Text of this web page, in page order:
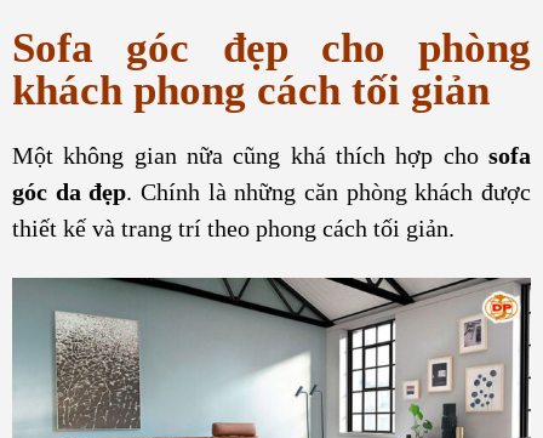
Sofa góc đẹp cho phòng
khách phong cách tối giản
Một không gian nữa cũng khá thích hợp cho sofa
góc da đẹp. Chính là những căn phòng khách được
thiết kế và trang trí theo phong cách tối giản.